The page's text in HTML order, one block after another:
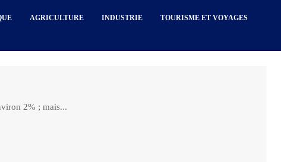
AGRICULTURE INDUSTRIE TOURISME ET VOYAGES
2% ; mais...